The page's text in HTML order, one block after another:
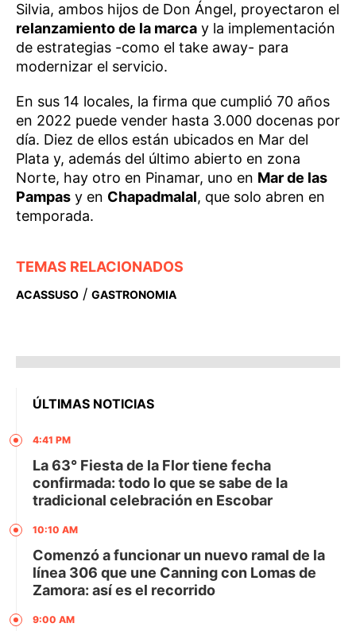
Silvia, ambos hijos de Don Ángel, proyectaron el
relanzamiento de la marca y la implementación
de estrategias -como el take away- para
modernizar el servicio.
En sus 14 locales, la firma que cumplió 70 años
en 2022 puede vender hasta 3.000 docenas por
día. Diez de ellos están ubicados en Mar del
Plata y, además del último abierto en zona
Norte, hay otro en Pinamar, uno en Mar de las
Pampas y en Chapadmalal, que solo abren en
temporada.
TEMAS RELACIONADOS
ACASSUSO / GASTRONOMIA
ÚLTIMAS NOTICIAS
4:41 PM
La 63° Fiesta de la Flor tiene fecha
confirmada: todo lo que se sabe de la
tradicional celebración en Escobar
10:10 AM
Comenzó a funcionar un nuevo ramal de la
línea 306 que une Canning con Lomas de
Zamora: así es el recorrido
9:00 AM